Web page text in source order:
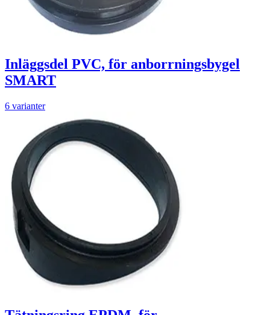
Inläggsdel PVC, för anborrningsbygel
SMART
6 varianter